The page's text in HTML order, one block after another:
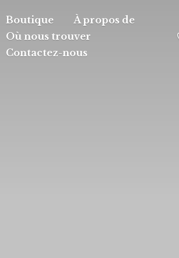
Boutique
À propos de
Où nous trouver
Contactez-nous